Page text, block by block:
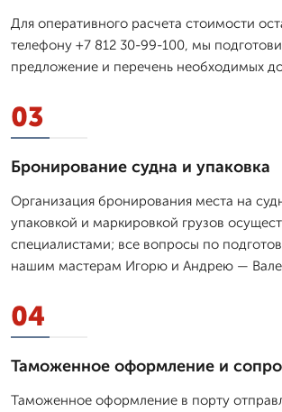
Для оперативного расчета стоимости
телефону +7 812 30-99-100, мы
предложение и перечень необходимых
03
Бронирование судна и упаковка
Организация бронирования места на
упаковкой и маркировкой грузов
специалистами; все вопросы по
нашим мастерам Игорю и Андрею —
04
Таможенное оформление и
Таможенное оформление в порту